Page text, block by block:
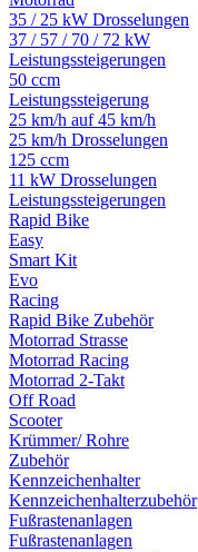
35 / 25 kW Drosselungen
37 / 57 / 70 / 72 kW
Leistungssteigerungen
50 ccm
Leistungssteigerung
25 km/h auf 45 km/h
25 km/h Drosselungen
125 ccm
11 kW Drosselungen
Leistungssteigerungen
Rapid Bike
Easy
Smart Kit
Evo
Racing
Rapid Bike Zubehör
Motorrad Strasse
Motorrad Racing
Motorrad 2-Takt
Off Road
Scooter
Krümmer/ Rohre
Zubehör
Kennzeichenhalter
Kennzeichenhalterzubehör
Fußrastenanlagen
Fußrastenanlagen